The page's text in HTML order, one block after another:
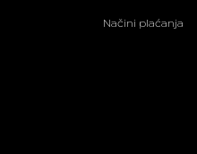
Načini plaćanja